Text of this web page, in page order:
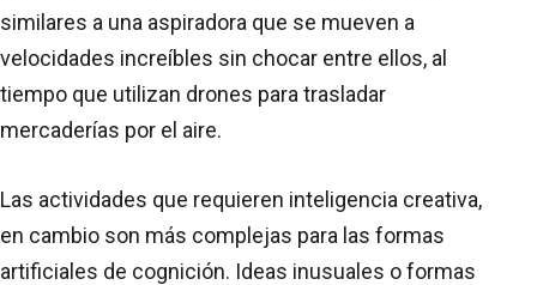
similares a una aspiradora que se mueven a
velocidades increíbles sin chocar entre ellos, al
tiempo que utilizan drones para trasladar
mercaderías por el aire.
Las actividades que requieren inteligencia creativa,
en cambio son más complejas para las formas
artificiales de cognición. Ideas inusuales o formas